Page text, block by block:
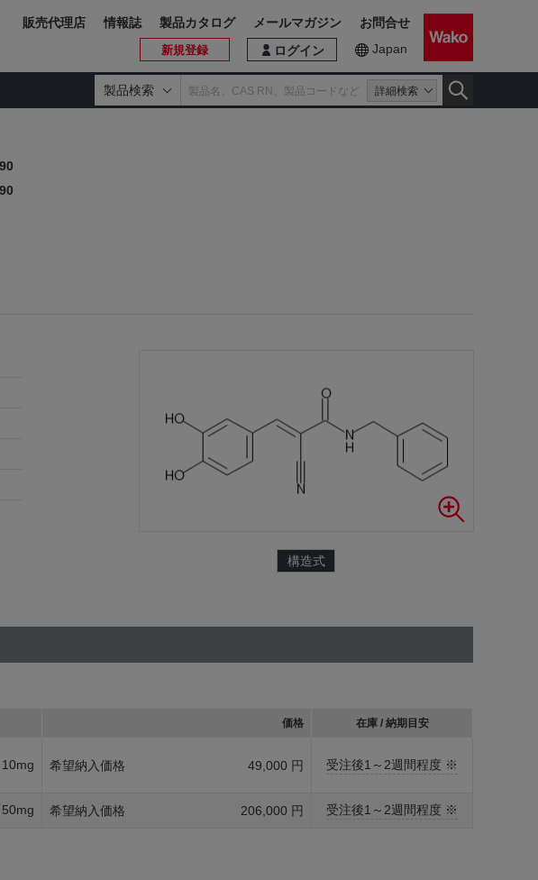
製品検索 詳細検索
ログイン
新規登録 Japan
販売代理店 情報誌 製品カタログ メールマガジン お問合せ
構造式
価格 在庫 / 納期目安
10mg 希望納入価格 49,000 円 受注後1～2週間程度 ※
50mg 希望納入価格 206,000 円 受注後1～2週間程度 ※